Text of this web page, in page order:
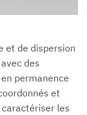
et de dispersion
des
permanence
et
les